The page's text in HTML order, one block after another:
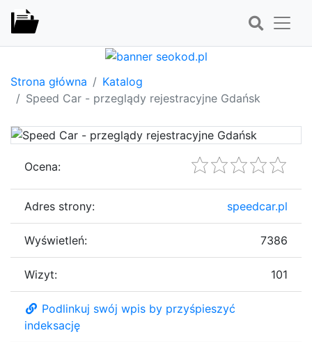
Strona główna
Katalog
Speed Car - przeglądy rejestracyjne Gdańsk
Ocena:
Adres strony: speedcar.pl
Wyświetleń: 7386
Wizyt: 101
Podlinkuj swój wpis by przyśpieszyć
indeksację